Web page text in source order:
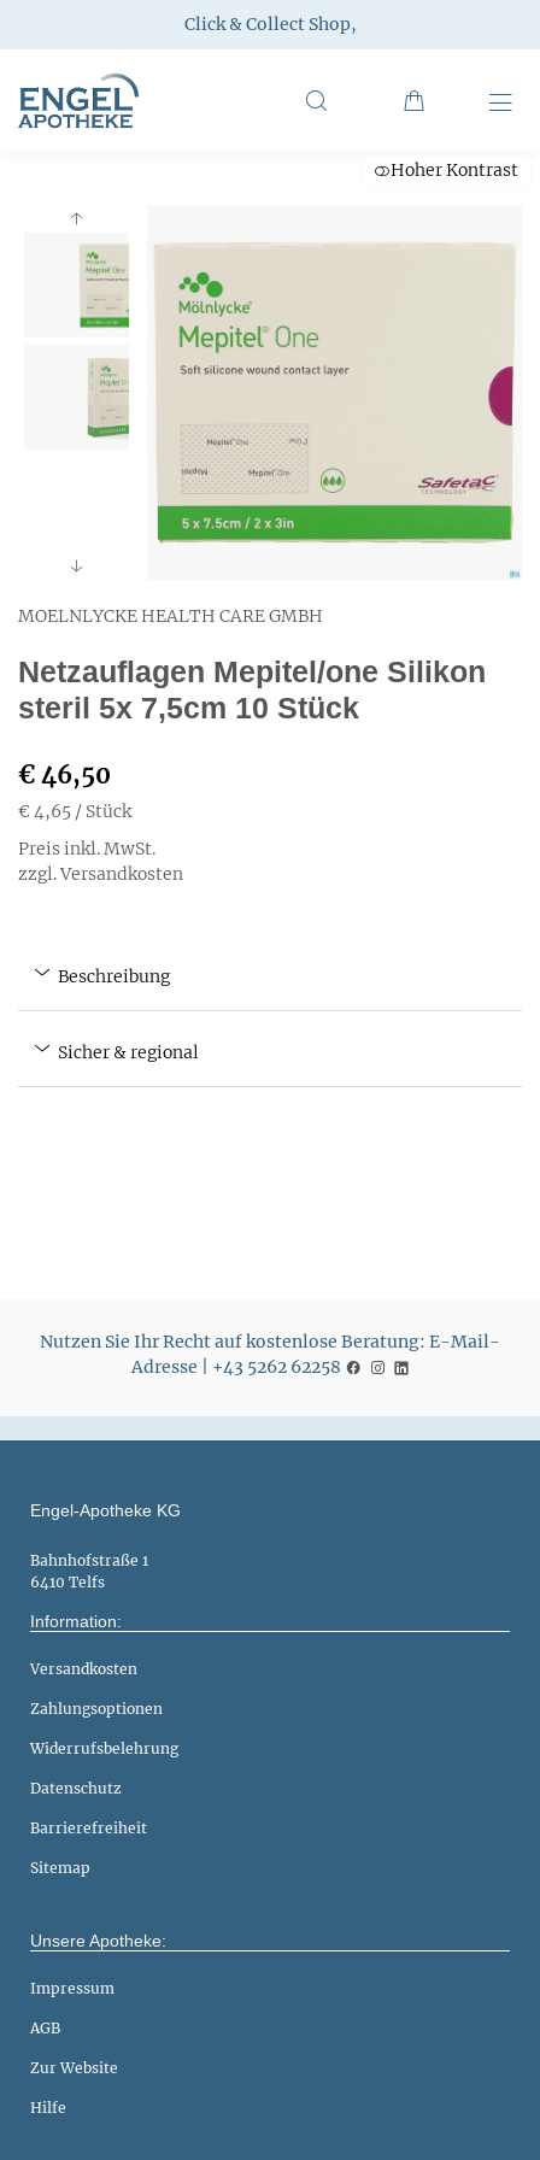
Click & Collect Shop,
Hoher Kontrast
MOELNLYCKE HEALTH CARE GMBH
Netzauflagen Mepitel/one Silikon
steril 5x 7,5cm 10 Stück
€ 46,50
€ 4,65 / Stück
Preis inkl. MwSt.
zzgl. Versandkosten
Beschreibung
Sicher & regional
Nutzen Sie Ihr Recht auf kostenlose Beratung: E-Mail-
Adresse | +43 5262 62258
Engel-Apotheke KG
Bahnhofstraße 1
6410 Telfs
Information:
Versandkosten
Zahlungsoptionen
Widerrufsbelehrung
Datenschutz
Barrierefreiheit
Sitemap
Unsere Apotheke:
Impressum
AGB
Zur Website
Hilfe